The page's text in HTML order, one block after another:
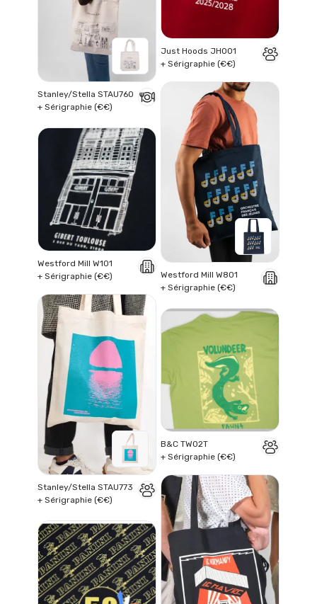
Stanley/Stella STAU760
+ Sérigraphie (€€)
Just Hoods JH001
+ Sérigraphie (€€)
Westford Mill W801
+ Sérigraphie (€€)
Westford Mill W101
+ Sérigraphie (€€)
Stanley/Stella STAU773
+ Sérigraphie (€€)
B&C TW02T
+ Sérigraphie (€€)